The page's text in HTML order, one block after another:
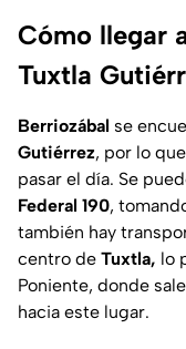
Cómo llegar
Tuxtla
Berriozábal se
Gutiérrez, por lo
pasar el día. Se
Federal 190,
también hay
centro de Tuxtla, lo
Poniente, donde
hacia este lugar.